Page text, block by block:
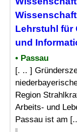
Lehrstuhl für
und
• Passau
[. .. ]
Region
Arbeits- und
Passau ist am